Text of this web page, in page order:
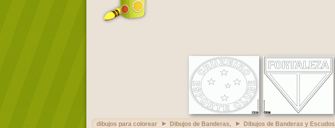
dibujos para colorear Dibujos de Banderas, Dibujos de Banderas y Escudos